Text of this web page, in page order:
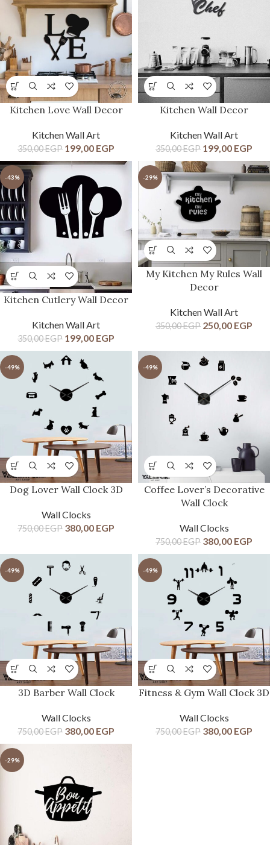
Kitchen Love Wall Decor
Kitchen Wall Art
350,00EGP 199,00 EGP
Kitchen Wall Decor
Kitchen Wall Art
350,00EGP 199,00 EGP
-43%
Kitchen Cutlery Wall Decor
Kitchen Wall Art
350,00EGP 199,00 EGP
-29%
My Kitchen My Rules Wall
Decor
Kitchen Wall Art
350,00EGP 250,00 EGP
-49%
Dog Lover Wall Clock 3D
Wall Clocks
750,00EGP 380,00 EGP
-49%
Coffee Lover’s Decorative
Wall Clock
Wall Clocks
750,00EGP 380,00 EGP
-49%
3D Barber Wall Clock
Wall Clocks
750,00EGP 380,00 EGP
-49%
Fitness & Gym Wall Clock 3D
Wall Clocks
750,00EGP 380,00 EGP
-29%